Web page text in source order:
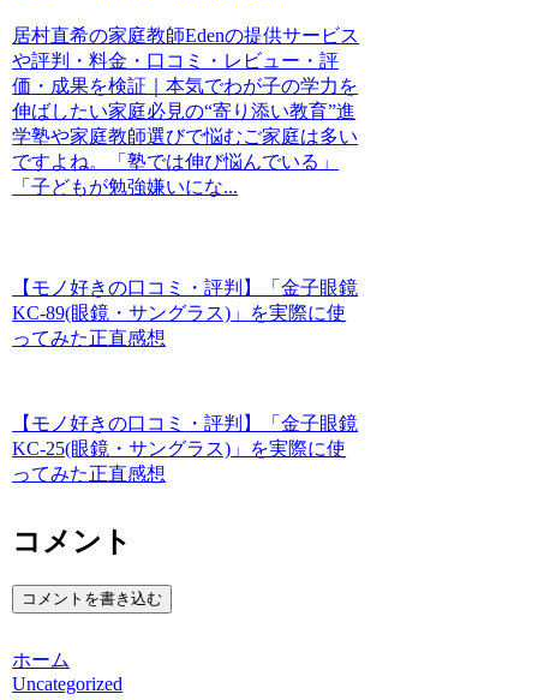
居村直希の家庭教師Edenの提供サービス
や評判・料金・口コミ・レビュー・評
価・成果を検証｜本気でわが子の学力を
伸ばしたい家庭必見の“寄り添い教育”進
学塾や家庭教師選びで悩むご家庭は多い
ですよね。「塾では伸び悩んでいる」
「子どもが勉強嫌いにな...
【モノ好きの口コミ・評判】「金子眼鏡
KC-89(眼鏡・サングラス)」を実際に使
ってみた正直感想
【モノ好きの口コミ・評判】「金子眼鏡
KC-25(眼鏡・サングラス)」を実際に使
ってみた正直感想
コメント
コメントを書き込む
ホーム
Uncategorized